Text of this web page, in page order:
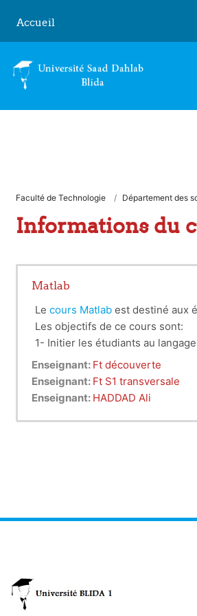
Accueil
Faculté de Technologie Département des
Informations du
Matlab
Le cours Matlab est destiné aux
Les objectifs de ce cours sont:
1- Initier les étudiants au
2-Réaliser des calculs
3-Analyser des données
4-Conception des programmes
Enseignant: Ft découverte
Enseignant: Ft S1 transversale
Enseignant: HADDAD Ali